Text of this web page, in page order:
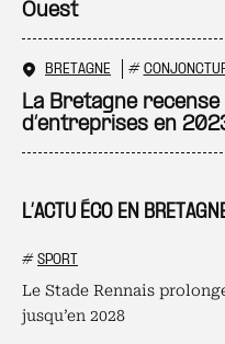
L’ACTU ÉCO EN
# SPORT
Le Stade Rennais
jusqu’en 2028
Ouest
BRETAGNE #
La Bretagne
d’entreprises en